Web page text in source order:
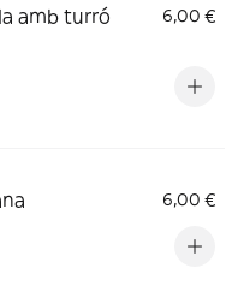
amb turró
6,00 €
6,00 €